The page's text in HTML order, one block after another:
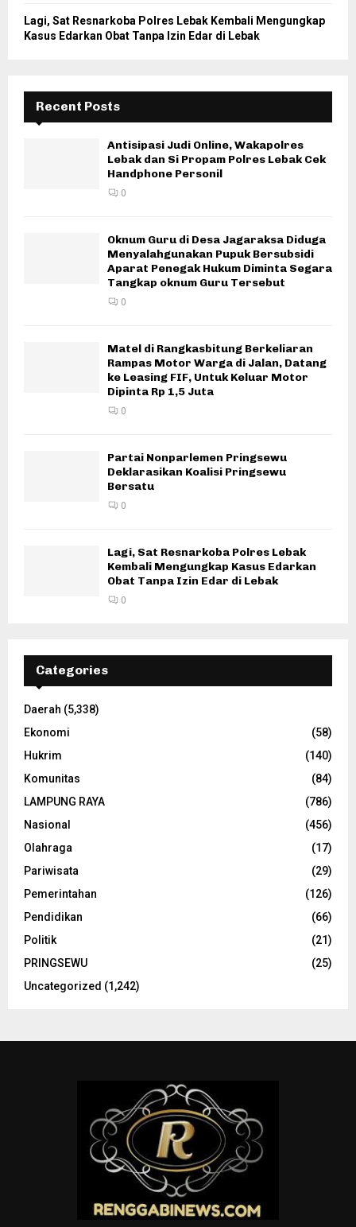
Lagi, Sat Resnarkoba Polres Lebak Kembali Mengungkap
Kasus Edarkan Obat Tanpa Izin Edar di Lebak
Recent Posts
Antisipasi Judi Online, Wakapolres
Lebak dan Si Propam Polres Lebak Cek
Handphone Personil
0
Oknum Guru di Desa Jagaraksa Diduga
Menyalahgunakan Pupuk Bersubsidi
Aparat Penegak Hukum Diminta Segara
Tangkap oknum Guru Tersebut
0
Matel di Rangkasbitung Berkeliaran
Rampas Motor Warga di Jalan, Datang
ke Leasing FIF, Untuk Keluar Motor
Dipinta Rp 1,5 Juta
0
Partai Nonparlemen Pringsewu
Deklarasikan Koalisi Pringsewu
Bersatu
0
Lagi, Sat Resnarkoba Polres Lebak
Kembali Mengungkap Kasus Edarkan
Obat Tanpa Izin Edar di Lebak
0
Categories
Daerah (5,338)
Ekonomi
(58)
Hukrim
(140)
Komunitas
(84)
LAMPUNG RAYA
(786)
Nasional
(456)
Olahraga
(17)
Pariwisata
(29)
Pemerintahan
(126)
Pendidikan
(66)
Politik
(21)
PRINGSEWU
(25)
Uncategorized (1,242)